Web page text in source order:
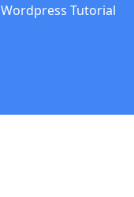
Wordpress Tutorial